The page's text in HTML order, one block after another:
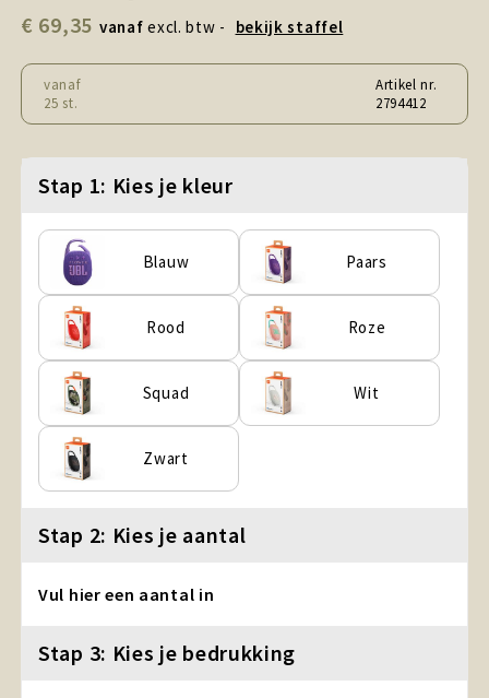
Sport, Spel en Speelgoed
Strand en Zomer
Technologie
Tassen
Textiel, Kleding en Caps
Wijngeschenken
€ 69,35 vanaf excl. btw - bekijk staffel
vanaf
25 st.
Artikel nr.
2794412
Stap 1: Kies je kleur
Blauw Paars
Rood Roze
Squad Wit
Zwart
Stap 2: Kies je aantal
Vul hier een aantal in
Stap 3: Kies je bedrukking